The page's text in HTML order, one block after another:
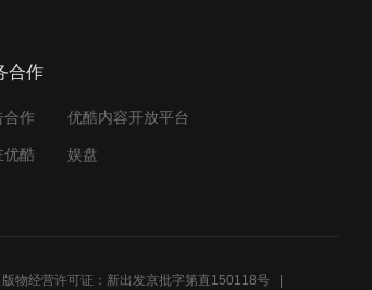
合作
合作 优酷内容开放平台
优酷 娱盘
版物经营许可证：新出发京批字第直150118号